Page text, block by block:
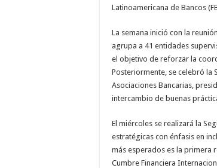
Latinoamericana de Bancos
La semana inició con la
agrupa a 41 entidades
el objetivo de reforzar la
Posteriormente, se celebró la
Asociaciones Bancarias,
intercambio de buenas
El miércoles se realizará la
estratégicas con énfasis en
más esperados es la primera
Cumbre Financiera